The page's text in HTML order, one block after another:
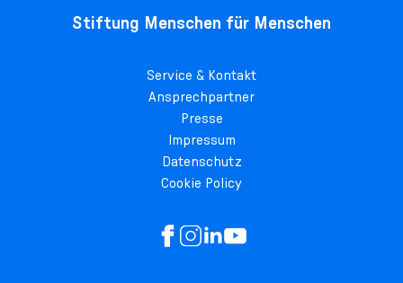
Stiftung Menschen für Menschen
Service & Kontakt
Ansprechpartner
Presse
Impressum
Datenschutz
Cookie Policy